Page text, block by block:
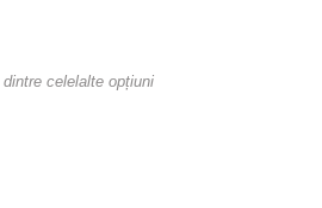
celelalte opțiuni